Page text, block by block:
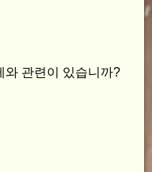
와 관련이 있습니까?